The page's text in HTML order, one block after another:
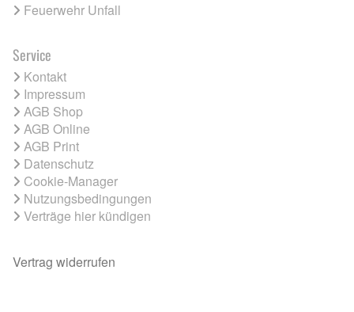
Feuerwehr Unfall
Service
Kontakt
Impressum
AGB Shop
AGB Online
AGB Print
Datenschutz
Cookie-Manager
Nutzungsbedingungen
Verträge hier kündigen
Vertrag widerrufen